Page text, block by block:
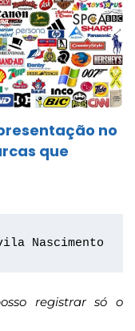
no
que
Nascimento
registrar só o